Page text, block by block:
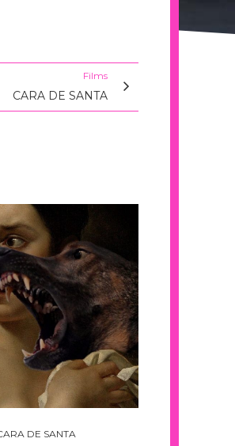
Films
CARA DE SANTA
VIEW
DE SANTA